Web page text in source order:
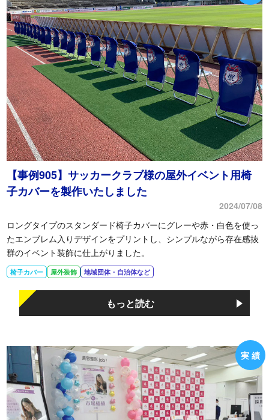
【事例905】サッカークラブ様の屋外イベント用椅
子カバーを製作いたしました
2024/07/08
ロングタイプのスタンダード椅子カバーにグレーや赤・白色を使っ
たエンブレム入りデザインをプリントし、シンプルながら存在感抜
群のイベント装飾に仕上がりました。
椅子カバー 屋外装飾 地域団体・自治体など
もっと読む